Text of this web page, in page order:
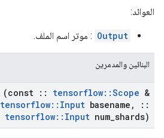
العوائد:
Output : موتر اسم الملف.
البنائين والمدمرين
(const :: tensorflow::Scope &
tensorflow:: Input basename ,
::
tensorflow:: Input num shards)